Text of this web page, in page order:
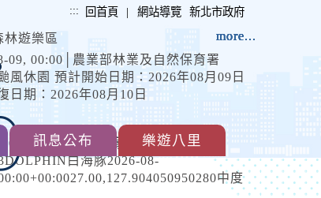
::: 回首頁 | 網站導覽 新北市政府
林遊樂區
09, 00:00│農業部林業及自然保育署
風休園 預計開始日期：2026年08月09日
日期：2026年08月10日
more...
07, 17:30│中央氣象署
白海豚2026-08-
中度
more...
more...
more...
more...
more...
more...
訊息公布 樂遊八里